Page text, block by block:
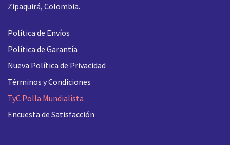
Zipaquirá, Colombia.
Política de Envíos
Política de Garantía
Nueva Política de Privacidad
Términos y Condiciones
TyC Polla Mundialista
Encuesta de Satisfacción